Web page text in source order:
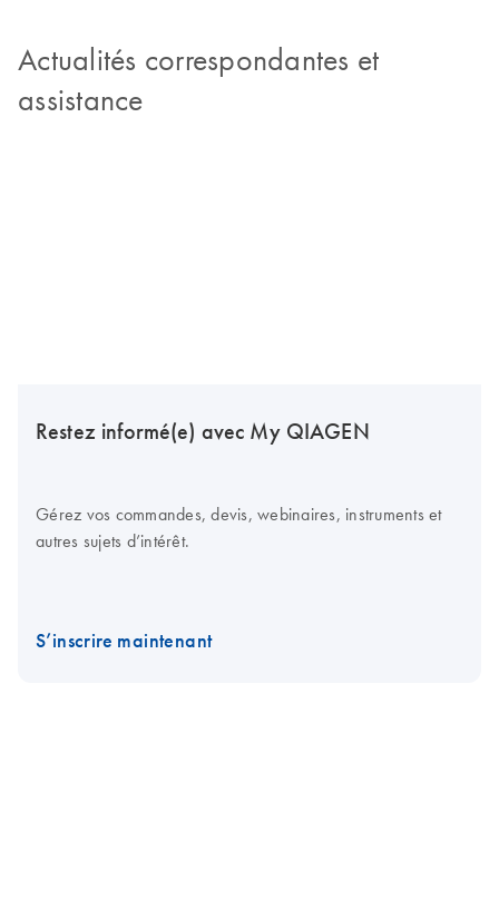
Actualités correspondantes et
assistance
Restez informé(e) avec My QIAGEN
Gérez vos commandes, devis, webinaires, instruments et
autres sujets d’intérêt.
S’inscrire maintenant